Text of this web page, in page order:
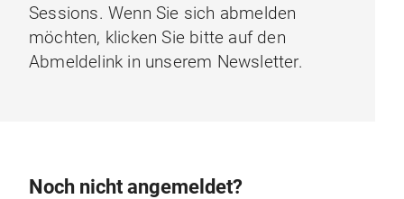
Sessions. Wenn Sie sich abmelden
möchten, klicken Sie bitte auf den
Abmeldelink in unserem Newsletter.
Noch nicht angemeldet?